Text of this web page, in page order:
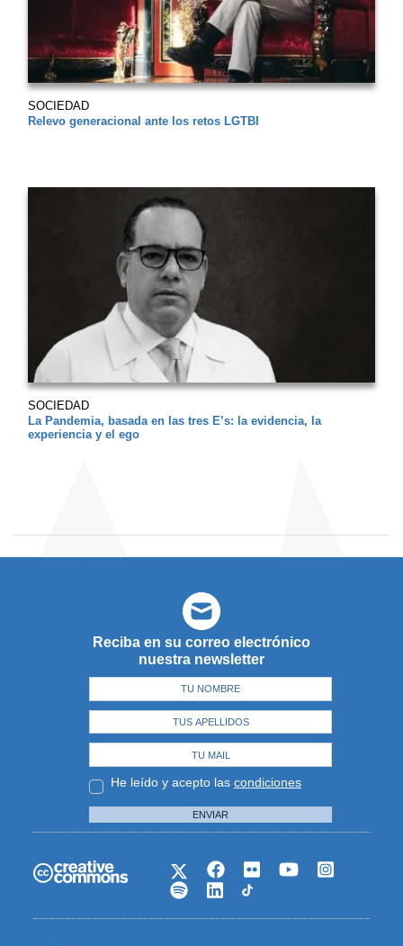
SOCIEDAD
Relevo generacional ante los retos LGTBI
SOCIEDAD
La Pandemia, basada en las tres E’s: la evidencia, la
experiencia y el ego
Reciba en su correo electrónico
nuestra newsletter
He leído y acepto las condiciones
ENVIAR